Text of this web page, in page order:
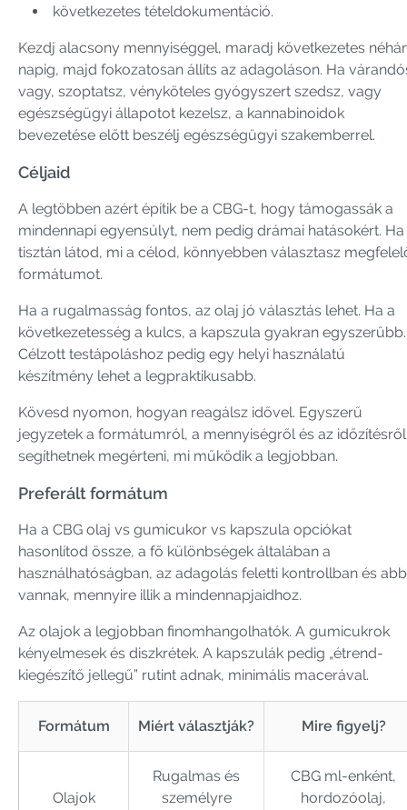
következetes tételdokumentáció.
Kezdj alacsony mennyiséggel, maradj következetes
napig, majd fokozatosan állíts az adagoláson. Ha
vagy, szoptatsz, vényköteles gyógyszert szedsz, vagy
egészségügyi állapotot kezelsz, a kannabinoidok
bevezetése előtt beszélj egészségügyi szakemberrel.
Céljaid
A legtöbben azért építik be a CBG-t, hogy támogassák a
mindennapi egyensúlyt, nem pedig drámai hatásokért. Ha
tisztán látod, mi a célod, könnyebben választasz
formátumot.
Ha a rugalmasság fontos, az olaj jó választás lehet. Ha a
következetesség a kulcs, a kapszula gyakran egyszerűbb.
Célzott testápoláshoz pedig egy helyi használatú
készítmény lehet a legpraktikusabb.
Kövesd nyomon, hogyan reagálsz idővel. Egyszerű
jegyzetek a formátumról, a mennyiségről és az időzítésről
segíthetnek megérteni, mi működik a legjobban.
Preferált formátum
Ha a CBG olaj vs gumicukor vs kapszula opciókat
hasonlítod össze, a fő különbségek általában a
használhatóságban, az adagolás feletti kontrollban és
vannak, mennyire illik a mindennapjaidhoz.
Az olajok a legjobban finomhangolhatók. A gumicukrok
kényelmesek és diszkrétek. A kapszulák pedig „étrend-
kiegészítő jellegű” rutint adnak, minimális macerával.
Formátum Miért választják? Mire figyelj?
Olajok
Rugalmas és
személyre
CBG ml-enként,
hordozóolaj,